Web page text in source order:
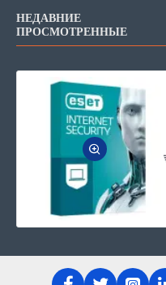
НЕДАВНИЕ
ПРОСМОТРЕННЫЕ